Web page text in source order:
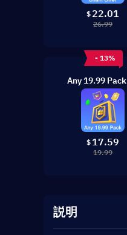
$ 22.01
26.99
- 13%
Any 19.99 Pack
$ 17.59
19.99
説明